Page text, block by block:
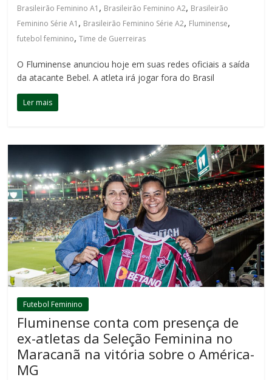
Brasileirão Feminino A1 , Brasileirão Feminino A2, Brasileirão
Feminino Série A1 , Brasileirão Feminino Série A2, Fluminense,
futebol feminino,Time de Guerreiras
O Fluminense anunciou hoje em suas redes oficiais a saída
da atacante Bebel. A atleta irá jogar fora do Brasil
Ler mais
Futebol Feminino
Fluminense conta com presença de
ex-atletas da Seleção Feminina no
Maracanã na vitória sobre o América-
MG